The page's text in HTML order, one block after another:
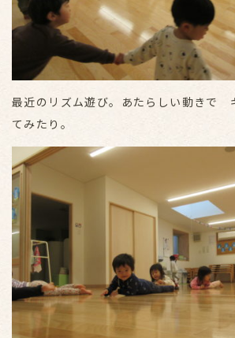
最近のリズム遊び。あたらしい動きで
てみたり。